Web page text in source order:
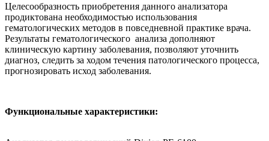
Целесообразность приобретения данного анализатора
продиктована необходимостью использования
гематологических методов в повседневной практике врача.
Результаты гематологического анализа дополняют
клиническую картину заболевания, позволяют уточнить
диагноз, следить за ходом течения патологического процесса,
прогнозировать исход заболевания.
Функциональные характеристики: